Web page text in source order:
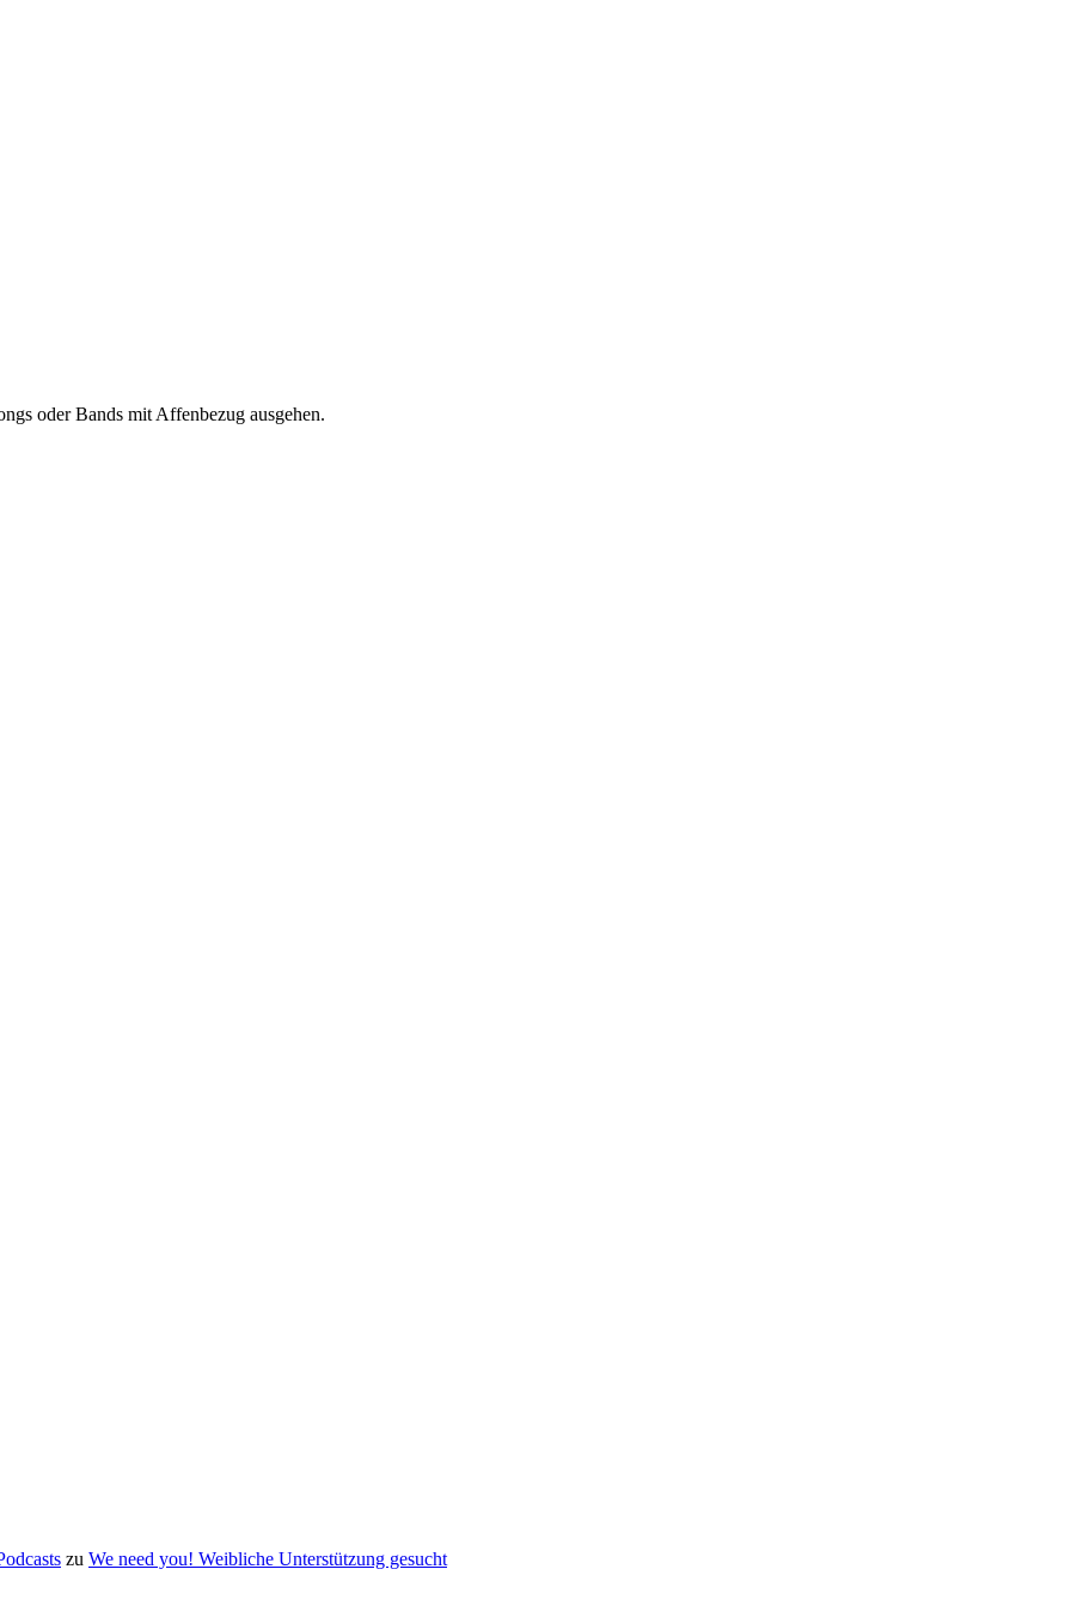
oder Bands mit Affenbezug ausgehen.
zu We need you! Weibliche Unterstützung gesucht